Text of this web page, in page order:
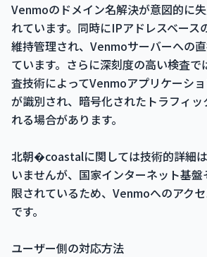
Venmoのドメイン名解決が意図的に
れています。同時にIPアドレスベース
維持管理され、Venmoサーバーへの
ています。さらに深刻度の高い検査
査技術によってVenmoアプリケーシ
が識別され、暗号化されたトラフィッ
れる場合があります。
北朝�coastalに関しては技術的詳細
いませんが、国家インターネット基
限されているため、Venmoへのアク
です。
ユーザー側の対応方法